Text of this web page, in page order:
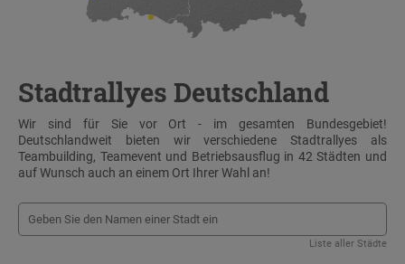
Stadtrallyes Deutschland
Wir sind für Sie vor Ort - im gesamten Bundesgebiet!
Deutschlandweit bieten wir verschiedene Stadtrallyes als
Teambuilding, Teamevent und Betriebsausflug in 42 Städten und
auf Wunsch auch an einem Ort Ihrer Wahl an!
Liste aller Städte